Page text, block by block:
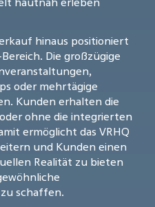
hinaus positioniert
Die großzügige
oder mehrtägige
Kunden erhalten die
ohne die integrierten
ermöglicht das VRHQ
und Kunden einen
Realität zu bieten
schaffen.